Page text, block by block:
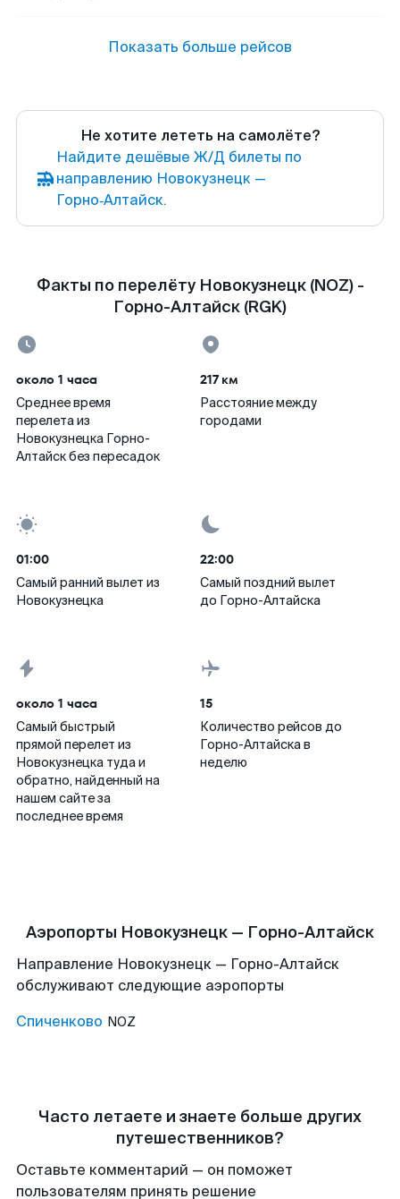
Показать больше рейсов
Не хотите лететь на самолёте?
Найдите дешёвые Ж/Д билеты по
направлению Новокузнецк —
Горно‑Алтайск.
Факты по перелёту Новокузнецк (NOZ) -
Горно-Алтайск (RGK)
около 1 часа
Среднее время
перелета из
Новокузнецка Горно-
Алтайск без пересадок
217 км
Расстояние между
городами
01:00
Самый ранний вылет из
Новокузнецка
22:00
Самый поздний вылет
до Горно-Алтайска
около 1 часа
Самый быстрый
прямой перелет из
Новокузнецка туда и
обратно, найденный на
нашем сайте за
последнее время
15
Количество рейсов до
Горно-Алтайска в
неделю
Аэропорты Новокузнецк — Горно-Алтайск
Направление Новокузнецк — Горно-Алтайск
обслуживают следующие аэропорты
Спиченково NOZ
Часто летаете и знаете больше других
путешественников?
Оставьте комментарий — он поможет
пользователям принять решение